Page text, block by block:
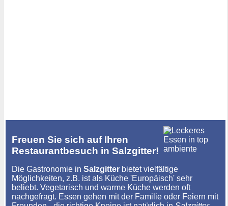
Freuen Sie sich auf Ihren
Restaurantbesuch in Salzgitter!
Die Gastronomie in Salzgitter bietet vielfältige
Möglichkeiten, z.B. ist als Küche 'Europäisch' sehr
beliebt. Vegetarisch und warme Küche werden oft
nachgefragt. Essen gehen mit der Familie oder Feiern mit